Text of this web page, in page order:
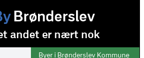
Brønderslev
andet er nært nok
Byer i Brønderslev Kommune